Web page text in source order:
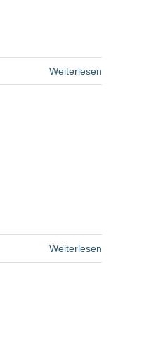
Weiterlesen
Weiterlesen